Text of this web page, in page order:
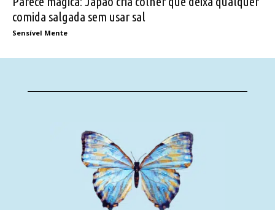
comida salgada sem usar sal
Sensível Mente